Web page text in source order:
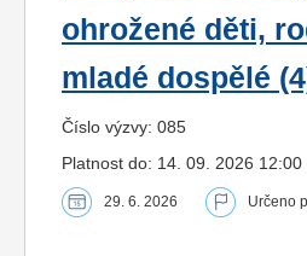
ohrožené děti,
mladé dospělé
Číslo výzvy: 085
Platnost do: 14. 09. 2026 12:00
29. 6. 2026 Určeno